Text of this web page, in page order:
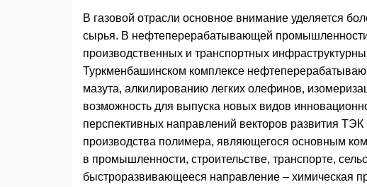
В газовой отрасли основное внимание уделяется
сырья. В нефтеперерабатывающей
производственных и транспортных
Туркменбашинском комплексе
мазута, алкилированию легких олефинов,
возможность для выпуска новых видов
перспективных направлений векторов развития
производства полимера, являющегося основным
в промышленности, строительстве, транспорте,
быстроразвивающееся направление – химическая